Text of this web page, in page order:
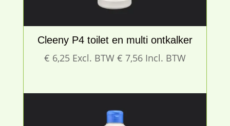
Cleeny P4 toilet en multi ontkalker
€ 6,25 Excl. BTW € 7,56Incl. BTW